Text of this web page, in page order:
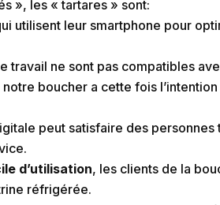
», les « tartares » sont:
utilisent leur smartphone pour
travail ne sont pas compatibles
boucher a cette fois
peut satisfaire des
d’utilisation, les clients de la
réfrigérée.